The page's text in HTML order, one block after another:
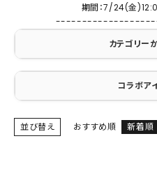
期間：7/24(金
カテゴリー
コラボア
並び替え おすすめ順 新着順